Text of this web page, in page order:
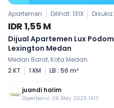
Apartemen Dilihat: 131X Disuka:
IDR 1,55 M
Dijual Apartemen Lux Podomoro City Deli Medan Tower
Lexington Medan
Medan Barat, Kota Medan
2 KT
1 KM LB : 56 m²
juandi halim
Diperbarui: 06 May 2025 14:13